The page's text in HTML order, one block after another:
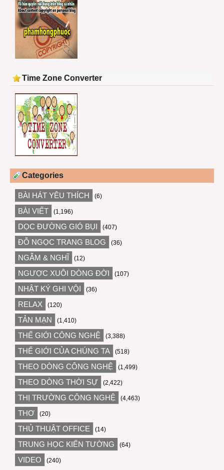
Time Zone Converter
Categories
BÀI HÁT YÊU THÍCH (6)
BÀI VIẾT (1,196)
DỌC ĐƯỜNG GIÓ BỤI (407)
ĐỖ NGỌC TRANG BLOG (36)
NGẪM & NGHĨ (12)
NGƯỢC XUÔI DÒNG ĐỜI (107)
NHẬT KÝ GHI VỘI (36)
RELAX (120)
TẢN MẠN (1,410)
THẾ GIỚI CÔNG NGHỆ (3,388)
THẾ GIỚI CỦA CHÚNG TA (518)
THEO DÒNG CÔNG NGHỆ (1,499)
THEO DÒNG THỜI SỰ (2,422)
THỊ TRƯỜNG CÔNG NGHỆ (4,463)
THƠ (20)
THỦ THUẬT OFFICE (14)
TRUNG HỌC KIẾN TƯỜNG (64)
VIDEO (240)